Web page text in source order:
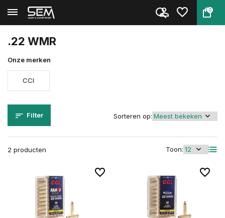
0
Terug Home Vuurwapen munitie
Kaliber
.22 WMR
Onze merken
CCI
Filter
2 producten Toon:
Sorteren op: